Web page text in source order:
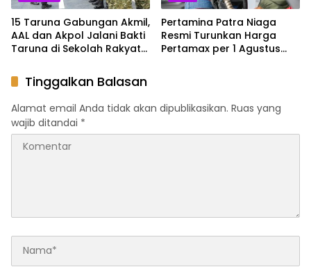
15 Taruna Gabungan Akmil,
AAL dan Akpol Jalani Bakti
Taruna di Sekolah Rakyat
Pertamina Patra Niaga
Resmi Turunkan Harga
Pertamax per 1 Agustus
Tinggalkan Balasan
Alamat email Anda tidak akan dipublikasikan. Ruas yang
wajib ditandai *